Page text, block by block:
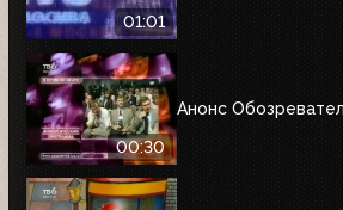
01:01
00:30
Анонс